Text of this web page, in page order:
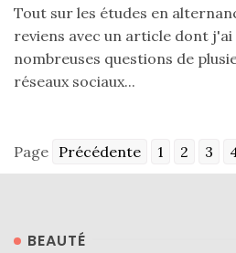
Monceau
Tout sur les études en
reviens avec un article dont j'ai
nombreuses questions de
réseaux sociaux...
Page Précédente 1 2 3
BEAUTÉ